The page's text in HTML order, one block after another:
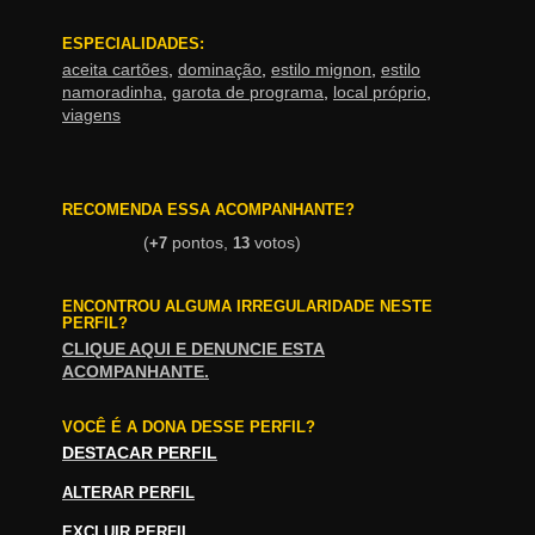
ESPECIALIDADES:
aceita cartões dominação estilo mignon estilo
namoradinha garota de programa local próprio
viagens
RECOMENDA ESSA ACOMPANHANTE?
(+7 pontos, 13 votos)
ENCONTROU ALGUMA IRREGULARIDADE NESTE
PERFIL?
CLIQUE AQUI E DENUNCIE ESTA
ACOMPANHANTE.
VOCÊ É A DONA DESSE PERFIL?
DESTACAR PERFIL
ALTERAR PERFIL